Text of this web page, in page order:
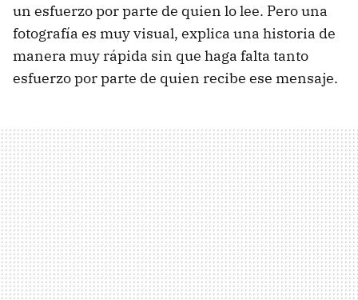
un esfuerzo por parte de quien lo lee. Pero una
fotografía es muy visual, explica una historia de
manera muy rápida sin que haga falta tanto
esfuerzo por parte de quien recibe ese mensaje.